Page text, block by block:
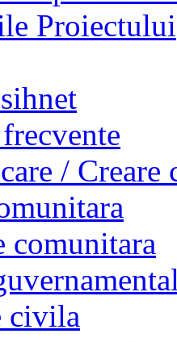
Proiectului
/ Creare
comunitara
civila